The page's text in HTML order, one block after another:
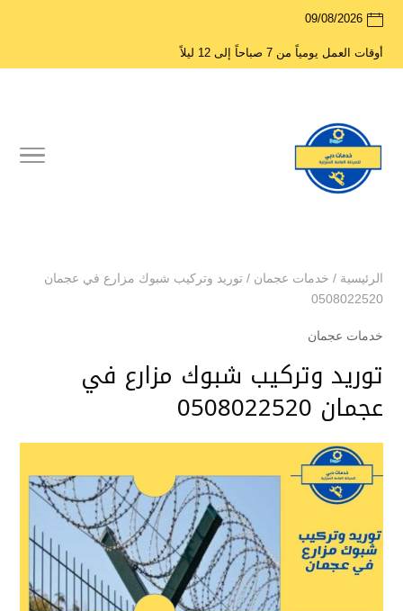
09/08/2026
أوقات العمل يومياً من 7 صباحاً إلى 12 ليلاً
الرئيسية / خدمات عجمان / توريد وتركيب شبوك مزارع في عجمان
0508022520
خدمات عجمان
توريد وتركيب شبوك مزارع في
عجمان 0508022520